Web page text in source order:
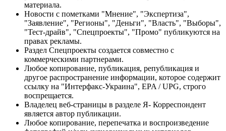
материала.
Новости с пометками "Мнение", "Экспертиза",
"Заявление", "Регионы", "Деньги", "Власть", "Выборы",
"Тест-драйв", "Спецпроекты", "Промо" публикуются на
правах рекламы.
Раздел Спецпроекты создается совместно с
коммерческими партнерами.
Любое копирование, публикация, републикация и
другое распространение информации, которое содержит
ссылку на "Интерфакс-Украина", EPA / UPG, строго
воспрещается.
Владелец веб-страницы в разделе Я- Корреспондент
является автор публикации.
Любое копирование, перепечатка и воспроизведение